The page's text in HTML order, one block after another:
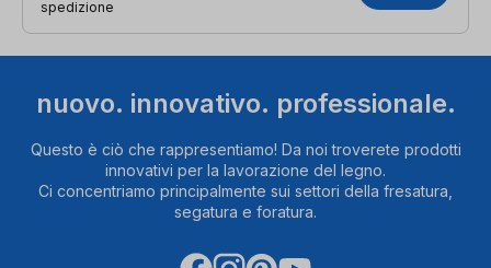
spedizione
nuovo. innovativo. professionale.
Questo è ciò che rappresentiamo! Da noi troverete prodotti
innovativi per la lavorazione del legno.
Ci concentriamo principalmente sui settori della fresatura,
segatura e foratura.